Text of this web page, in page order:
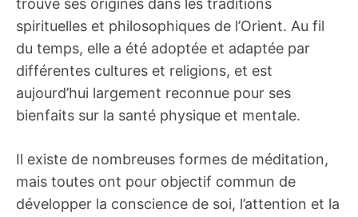
trouve ses origines dans les traditions
spirituelles et philosophiques de l’Orient. Au fil
du temps, elle a été adoptée et adaptée par
différentes cultures et religions, et est
aujourd’hui largement reconnue pour ses
bienfaits sur la santé physique et mentale.
Il existe de nombreuses formes de méditation,
mais toutes ont pour objectif commun de
développer la conscience de soi, l’attention et la